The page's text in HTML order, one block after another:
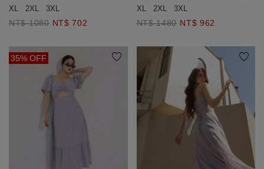
洋裝
XL 2XL 3XL
NT$ 1080 NT$ 702
長洋裝(附胸墊)
XL 2XL 3XL
NT$ 1480 NT$ 962
35% OFF